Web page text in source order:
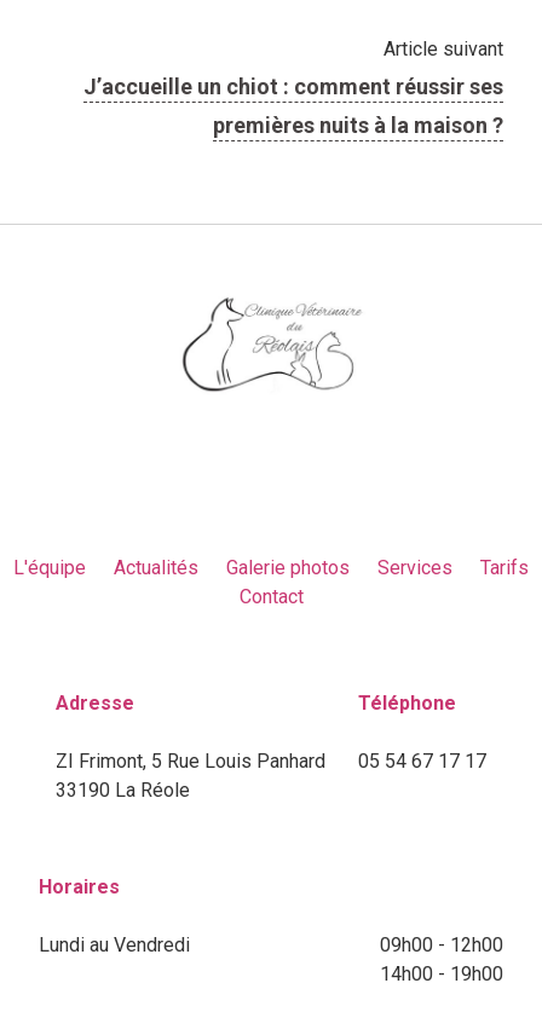
Article suivant
J’accueille un chiot : comment réussir ses
premières nuits à la maison ?
L'équipe Actualités Galerie photos Services
Tarifs
Contact
Adresse
ZI Frimont, 5 Rue Louis Panhard
33190 La Réole
Téléphone
05 54 67 17 17
Horaires
Lundi au Vendredi
09h00 - 12h00
14h00 - 19h00